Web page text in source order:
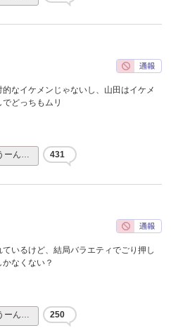
なイケメンじゃないし、山田はイケメ
どっちもムリ
ーん… 431
いるけど、結局バラエティでごり押し
なくない？
ーん… 250